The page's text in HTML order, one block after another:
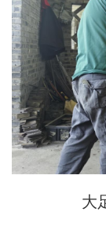
大